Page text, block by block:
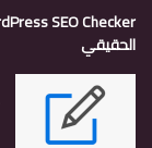
الحقيقي